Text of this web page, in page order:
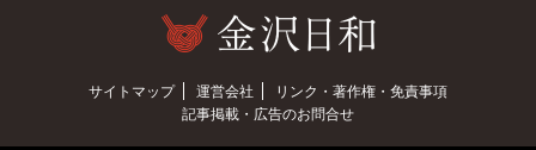
サイトマップ 運営会社
リンク・著作権・免責事項
記事掲載・広告のお問合せ